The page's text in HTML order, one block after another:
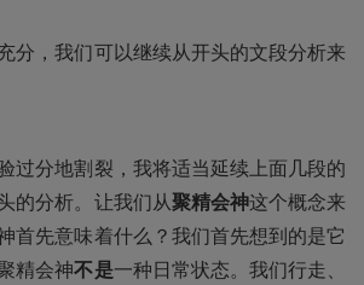
分，我们可以继续从开头的文段分析来
过分地割裂，我将适当延续上面几段的
的分析。让我们从聚精会神这个概念来
首先意味着什么？我们首先想到的是它
精会神不是一种日常状态。我们行走、